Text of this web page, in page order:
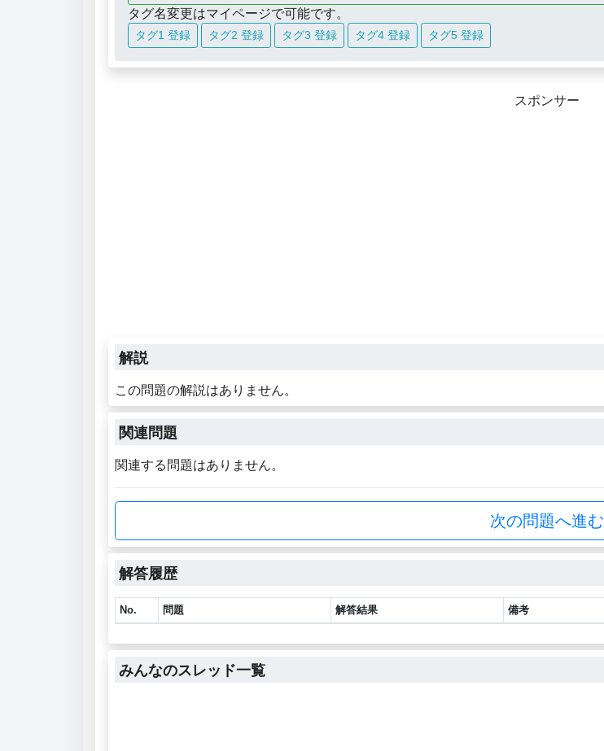
タグ名変更はマイページで可能です。
タグ1 登録 タグ2 登録 タグ3 登録 タグ4 登録 タグ5 登録
スポンサー
解説
この問題の解説はありません。
関連問題
関連する問題はありません。
次の問題へ進む
解答履歴
No. 問題 解答結果 備考
みんなのスレッド一覧